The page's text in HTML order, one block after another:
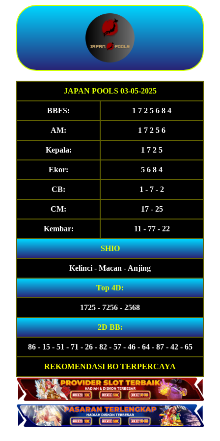
JAPAN POOLS 03-05-2025
BBFS: 1 7 2 5 6 8 4
AM: 1 7 2 5 6
Kepala: 1 7 2 5
Ekor: 5 6 8 4
CB: 1 - 7 - 2
CM: 17 - 25
Kembar: 11 - 77 - 22
SHIO
Kelinci - Macan - Anjing
Top 4D:
1725 - 7256 - 2568
2D BB:
86 - 15 - 51 - 71 - 26 - 82 - 57 - 46 - 64 - 87 - 42 - 65
REKOMENDASI BO TERPERCAYA